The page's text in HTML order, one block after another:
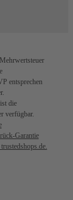
entsprechen
die
verfügbar.
Garantie